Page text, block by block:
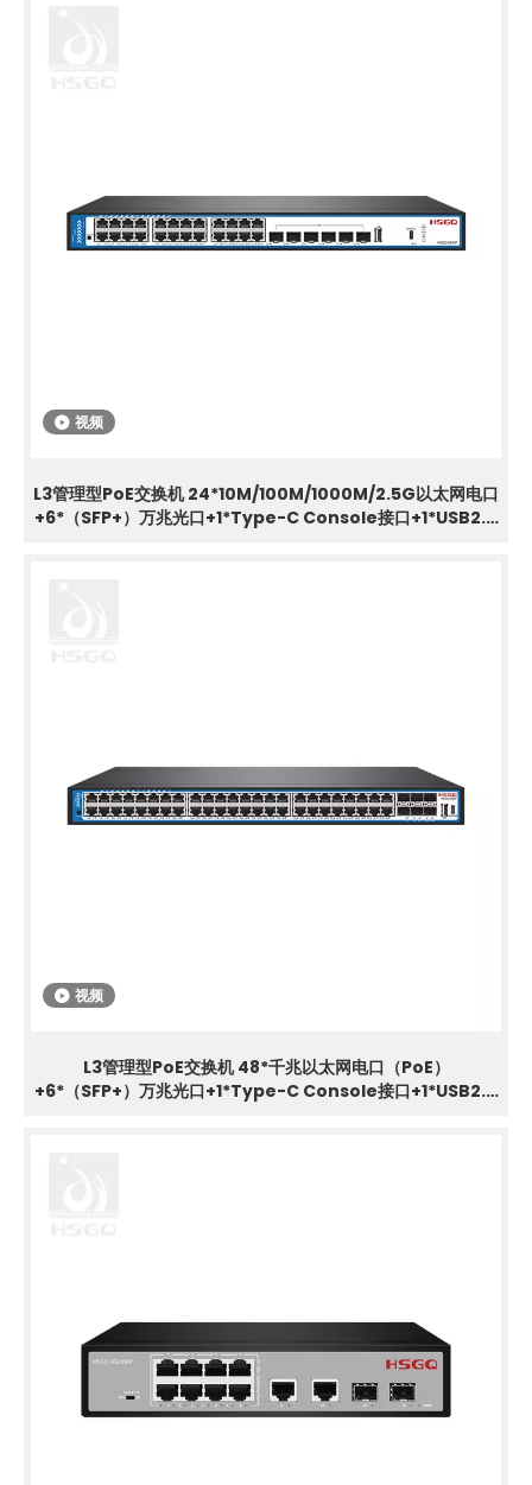
视频
L3管理型PoE交换机 24*10M/100M/1000M/2.5G以太网电口
+6*（SFP+）万兆光口+1*Type-C Console接口+1*USB2.0
视频
L3管理型PoE交换机 48*千兆以太网电口（PoE）
+6*（SFP+）万兆光口+1*Type-C Console接口+1*USB2.0